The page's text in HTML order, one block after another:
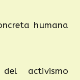
humana
activismo